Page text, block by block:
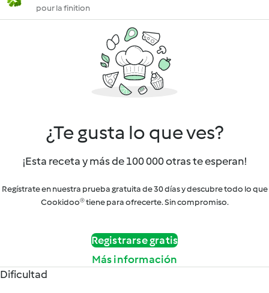
pour la finition
¿Te gusta lo que ves?
¡Esta receta y más de 100 000 otras te esperan!
Regístrate en nuestra prueba gratuita de 30 días y descubre todo lo que
Cookidoo® tiene para ofrecerte. Sin compromiso.
Registrarse gratis
Más información
Dificultad